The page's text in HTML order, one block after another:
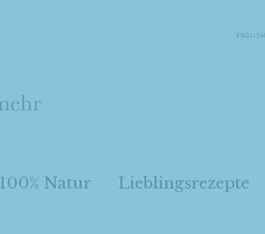
ENGLISH
100% Natur Lieblingsrezepte